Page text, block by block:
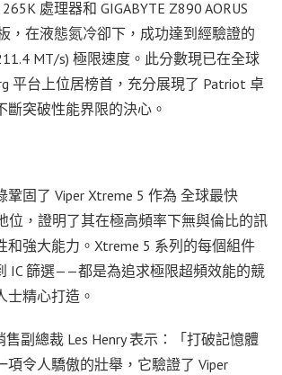
處理器和 GIGABYTE Z890 AORUS
，在液態氮冷卻下，成功達到經驗證的
MT/s) 極限速度。此分數現已在全球
平台上位居榜首，充分展現了 Patriot 卓
斷突破性能界限的決心。
鞏固了 Viper Xtreme 5 作為 全球最快
位，證明了其在極高頻率下無與倫比的訊
和強大能力。Xtreme 5 系列的每個組件
IC 篩選——都是為追求極限超頻效能的競
士精心打造。
售副總裁 Les Henry 表示：「打破記憶體
項令人驕傲的壯舉，它驗證了 Viper